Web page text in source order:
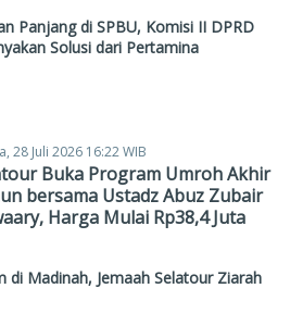
Panjang di SPBU, Komisi II DPRD
Solusi dari Pertamina
28 Juli 2026 16:22 WIB
Buka Program Umroh Akhir
bersama Ustadz Abuz Zubair
Harga Mulai Rp38,4 Juta
di Madinah, Jemaah Selatour Ziarah